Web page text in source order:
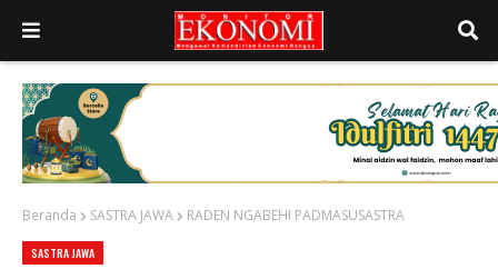
Beranda SASTRA JAWA RADEN NGABEHI PADMASUSASTRA
SASTRA JAWA